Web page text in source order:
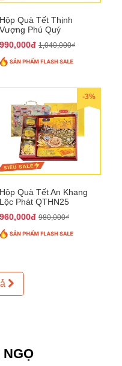
Hộp Quà Tết Thịnh
Vượng Phú Quý
990,000đ 1,040,000₫
-3%
Hộp Quà Tết An Khang
Lộc Phát QTHN25
960,000đ 980,000₫
NGỌ